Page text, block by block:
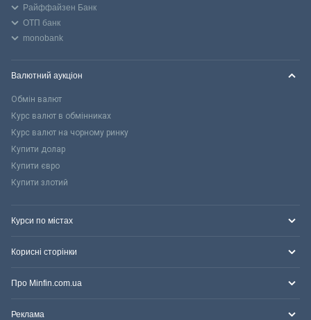
Райффайзен Банк
ОТП банк
monobank
Валютний аукціон
Обмін валют
Курс валют в обмінниках
Курс валют на чорному ринку
Купити долар
Купити євро
Купити злотий
Курси по містах
Корисні сторінки
Про Minfin.com.ua
Реклама